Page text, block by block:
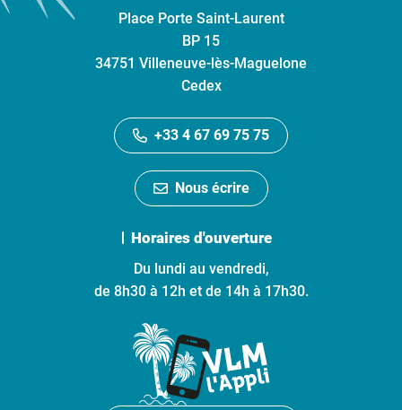
Place Porte Saint-Laurent
BP 15
34751 Villeneuve-lès-Maguelone
Cedex
+33 4 67 69 75 75
Nous écrire
Horaires d'ouverture
Du lundi au vendredi,
de 8h30 à 12h et de 14h à 17h30.